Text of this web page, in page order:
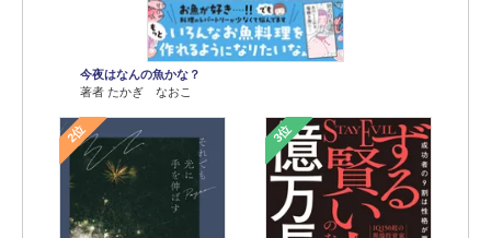
今夜はなんの魚かな？
著者 たかぎ なおこ
2位 3位